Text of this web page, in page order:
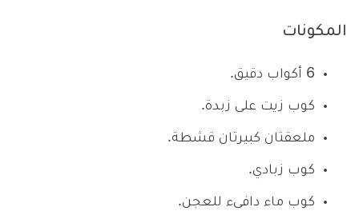
المكونات
6 أكواب دقيق.
كوب زيت على زبدة.
ملعقتان كبيرتان قشطة.
كوب زبادي.
كوب ماء دافىء للعجن.